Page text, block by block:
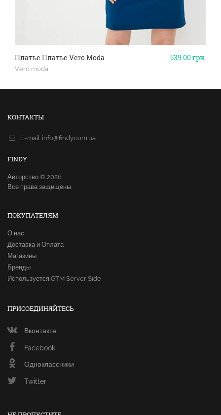
539.00грн.
Платье Платье Vero Moda
Vero moda
КОНТАКТЫ
E-mail. info@findy.com.ua
FINDY
Авторство © 2026
Все права защищены.
ПОКУПАТЕЛЯМ
О нас
Доставка и Оплата
Магазины
Бренды
Используется GTM Server Side
ПРИСОЕДИНЯЙТЕСЬ
Вконтакте
Facebook
Одноклассники
Twitter